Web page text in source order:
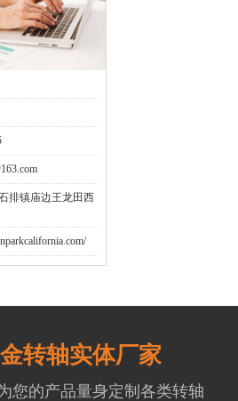
排镇庙边王龙田西
转轴实体厂家
您的产品量身定制各类转轴